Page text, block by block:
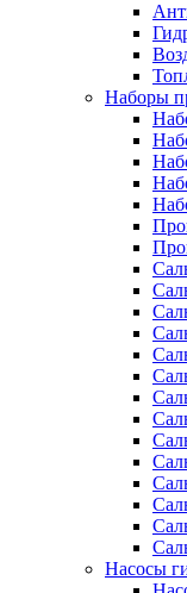
Наборы
Насосы